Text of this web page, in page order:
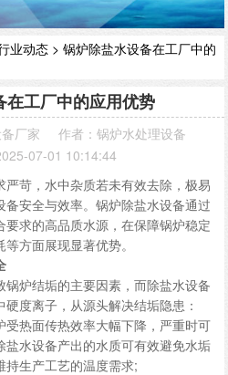
业动态> 锅炉除盐水设备在工厂中的
在工厂中的应用优势
厂家 作者： 锅炉水处理设备
07-01 10:14:44
，水中杂质若未有效去除，极易
安全与效率。锅炉除盐水设备通过
求的高品质水源，在保障锅炉稳定
方面展现显著优势。
炉结垢的主要因素，而除盐水设备
度离子，从源头解决结垢隐患：
热面传热效率大幅下降，严重时可
水设备产出的水质可有效避免水垢
生产工艺的温度需求;